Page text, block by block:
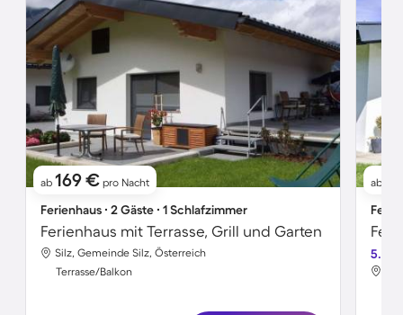
ab 169 € pro Nacht
Ferienhaus ∙ 2 Gäste ∙ 1 Schlafzimmer
Ferienhaus mit Terrasse, Grill und Garten
Silz, Gemeinde Silz, Österreich
Terrasse/Balkon
ab
5.0